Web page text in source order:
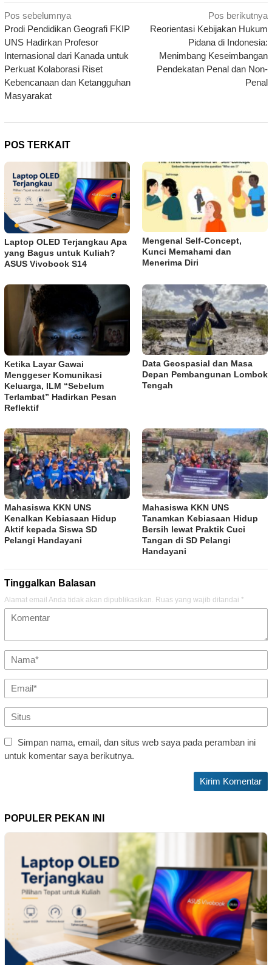
Navigasi
pos
Pos sebelumnya
Prodi Pendidikan Geografi FKIP
UNS Hadirkan Profesor
Internasional dari Kanada untuk
Perkuat Kolaborasi Riset
Kebencanaan dan Ketangguhan
Masyarakat
Pos berikutnya
Reorientasi Kebijakan Hukum
Pidana di Indonesia:
Menimbang Keseimbangan
Pendekatan Penal dan Non-
Penal
POS TERKAIT
Laptop OLED Terjangkau Apa
yang Bagus untuk Kuliah?
ASUS Vivobook S14
Mengenal Self-Concept,
Kunci Memahami dan
Menerima Diri
Ketika Layar Gawai
Menggeser Komunikasi
Keluarga, ILM “Sebelum
Terlambat” Hadirkan Pesan
Reflektif
Data Geospasial dan Masa
Depan Pembangunan Lombok
Tengah
Mahasiswa KKN UNS
Kenalkan Kebiasaan Hidup
Aktif kepada Siswa SD
Pelangi Handayani
Mahasiswa KKN UNS
Tanamkan Kebiasaan Hidup
Bersih lewat Praktik Cuci
Tangan di SD Pelangi
Handayani
Tinggalkan Balasan
Alamat email Anda tidak akan dipublikasikan. Ruas yang wajib ditandai *
Simpan nama, email, dan situs web saya pada peramban ini
untuk komentar saya berikutnya.
POPULER PEKAN INI